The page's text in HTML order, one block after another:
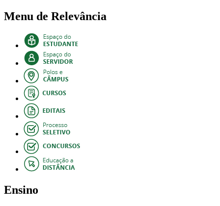
Menu de Relevância
Ensino